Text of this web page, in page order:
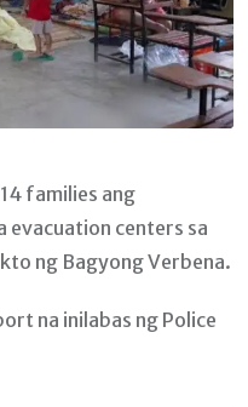
families ang
evacuation centers sa
ng Bagyong Verbena.
na inilabas ng Police